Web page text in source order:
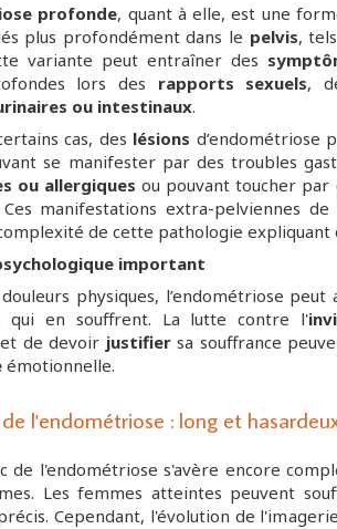
profonde, quant à elle, est une
plus profondément dans le pelvis,
variante peut entraîner des
lors des rapports sexuels,
ou intestinaux.
cas, des lésions d’endométriose
se manifester par des troubles
ou allergiques ou pouvant toucher par
manifestations extra-pelviennes
de cette pathologie expliquant
important
physiques, l’endométriose
qui en souffrent. La lutte contre l'
et de devoir justifiersa souffrance
émotionnelle.
l'endométriose : long et
de l'endométriose s'avère encore
Les femmes atteintes peuvent
Cependant, l'évolution de